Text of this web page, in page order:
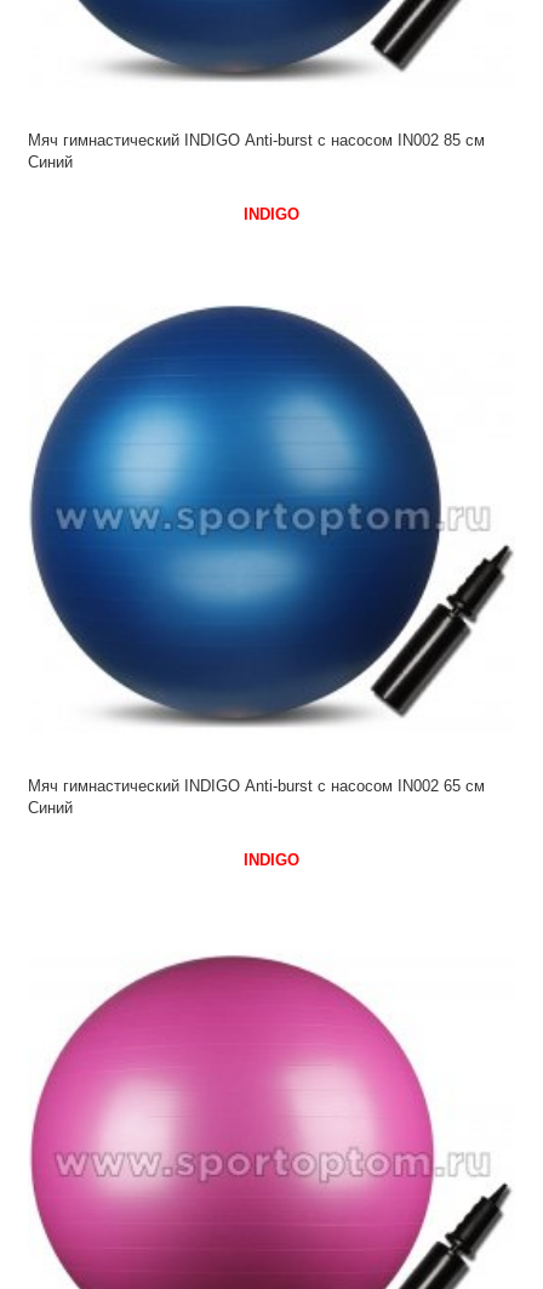
Мяч гимнастический INDIGO Anti-burst с насосом IN002 85 см
Синий
INDIGO
Мяч гимнастический INDIGO Anti-burst с насосом IN002 65 см
Синий
INDIGO